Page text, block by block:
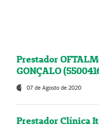
Prestador
GONÇALO
07 de Agosto de 2020
Prestador Clínica